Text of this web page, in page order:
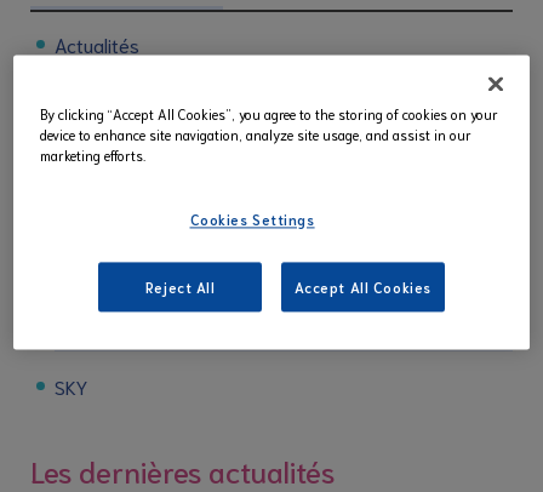
Actualités
Congrès
Non classé
SKY
Les dernières actualités
By clicking “Accept All Cookies”, you agree to the storing of cookies on your
device to enhance site navigation, analyze site usage, and assist in our
marketing efforts.
Cookies Settings
Reject All Accept All Cookies